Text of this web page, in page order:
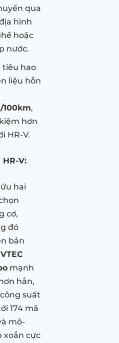
qua
hình
hoặc
nước.
tiêu hao
liệu hỗn
100km,
hơn
HR-V.
HR-V:
hai
cơ,
đó
bản
mạnh
hẳn,
suất
174 mã
mô-
xoắn cực